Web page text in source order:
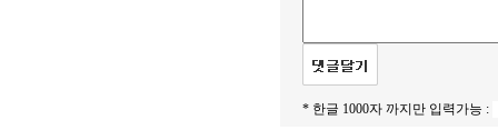
* 한글 1000자 까지만 입력가능 :